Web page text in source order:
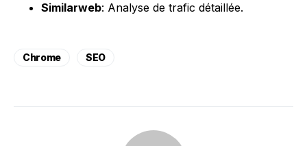
Similarweb: Analyse de trafic détaillée.
Chrome SEO